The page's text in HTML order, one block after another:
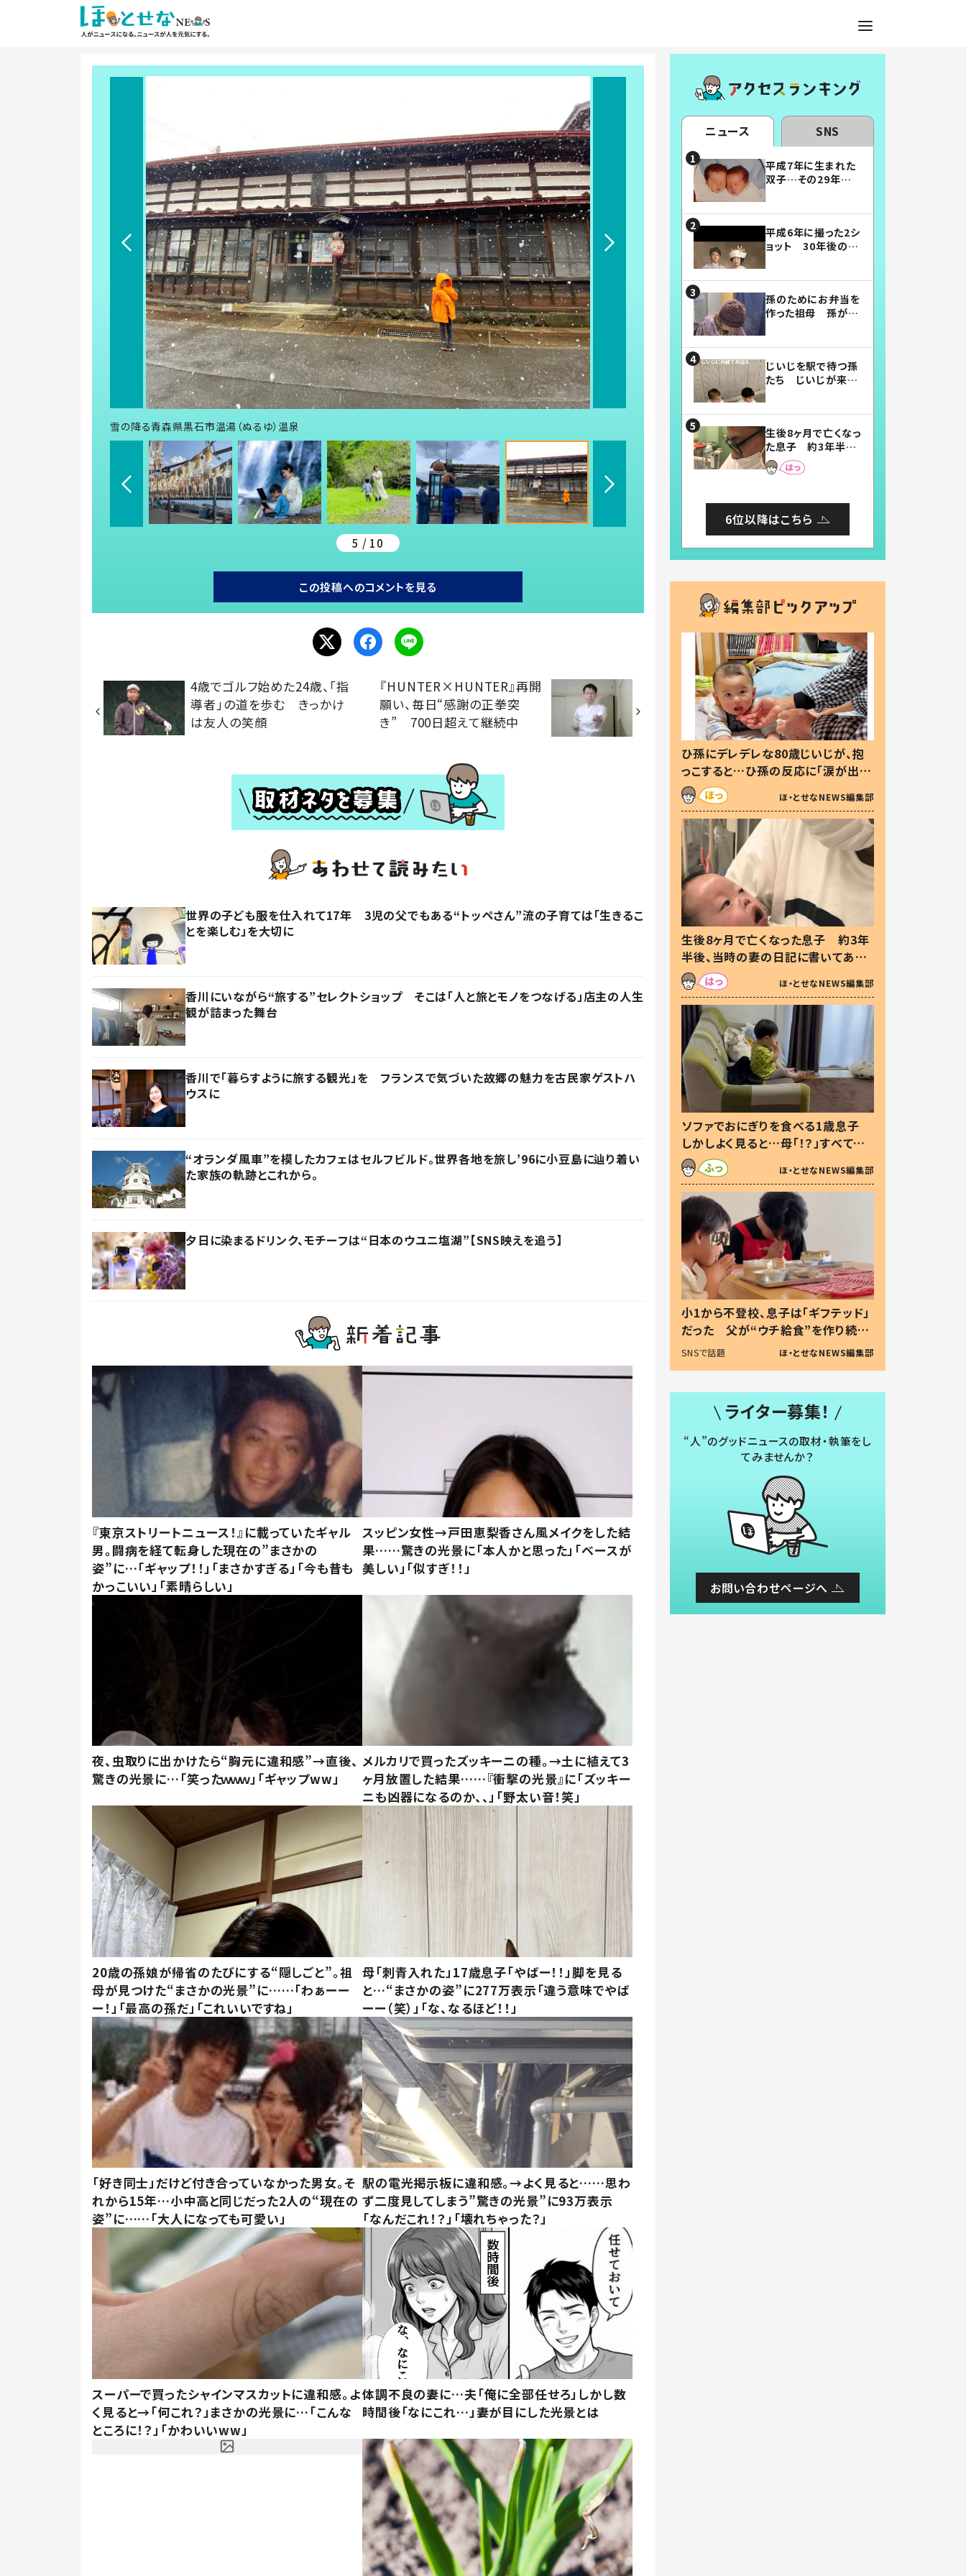
雪の降る青森県黒石市温湯（ぬるゆ）温泉
5 / 10
この投稿へのコメントを見る
4歳でゴルフ始めた24歳、「指
導者」の道を歩む きっかけ
は友人の笑顔
『HUNTER×HUNTER』再開
願い、毎日“感謝の正拳突
き” 700日超えて継続中
世界の子ども服を仕入れて17年 3児の父でもある“トッペさん”流の子育ては「生きるこ
とを楽しむ」を大切に
香川にいながら“旅する”セレクトショップ そこは「人と旅とモノをつなげる」店主の人生
観が詰まった舞台
香川で「暮らすように旅する観光」を フランスで気づいた故郷の魅力を古民家ゲストハ
ウスに
“オランダ風車”を模したカフェはセルフビルド。世界各地を旅し’96に小豆島に辿り着い
た家族の軌跡とこれから。
夕日に染まるドリンク、モチーフは“日本のウユニ塩湖”【SNS映えを追う】
『東京ストリートニュース！』に載っていたギャル
男。闘病を経て転身した現在の”まさかの
姿”に…「ギャップ！！」「まさかすぎる」「今も昔も
かっこいい」「素晴らしい」
スッピン女性→戸田恵梨香さん風メイクをした結
果……驚きの光景に「本人かと思った」「ベースが
美しい」「似すぎ！！」
夜、虫取りに出かけたら“胸元に違和感”→直後、
驚きの光景に…「笑ったｗｗｗ」「ギャップww」
メルカリで買ったズッキーニの種。→土に植えて3
ヶ月放置した結果……『衝撃の光景』に「ズッキー
ニも凶器になるのか、、」「野太い音！笑」
20歳の孫娘が帰省のたびにする“隠しごと”。祖
母が見つけた“まさかの光景”に……「わぁーー
ー！」「最高の孫だ」「これいいですね」
母「刺青入れた」17歳息子「やばー！！」脚を見る
と…“まさかの姿”に277万表示「違う意味でやば
ーー（笑）」「な、なるほど！！」
「好き同士」だけど付き合っていなかった男女。そ
れから15年…小中高と同じだった2人の“現在の
姿”に……「大人になっても可愛い」
駅の電光掲示板に違和感。→よく見ると……思わ
ず二度見してしまう”驚きの光景”に93万表示
「なんだこれ！？」「壊れちゃった？」
スーパーで買ったシャインマスカットに違和感。よ
く見ると→「何これ？」まさかの光景に…「こんな
ところに！？」「かわいいww」
体調不良の妻に…夫「俺に全部任せろ」しかし数
時間後「なにこれ…」妻が目にした光景とは
ニュース SNS
平成7年に生まれた
双子…その29年後
平成6年に撮った2シ
ョット 30年後の姿
孫のためにお弁当を
作った祖母 孫が絶
じいじを駅で待つ孫
たち じいじが来た
まらない」「幸せにな
れる」
生後8ヶ月で亡くなっ
た息子 約3年半
後、当時の妻の日記
に書いてあった本音
6位以降はこちら
ひ孫にデレデレな80歳じいじが、抱
っこすると…ひ孫の反応に「涙が出ま
した」「可愛くて仕方ない」
ほ・とせなNEWS編集部
生後8ヶ月で亡くなった息子 約3年
半後、当時の妻の日記に書いてあっ
た本音とは
ほ・とせなNEWS編集部
ソファでおにぎりを食べる1歳息子
しかしよく見ると…母「！？」すべてを
察した母の投稿に「可愛いから許
す！」「現行犯〜」
ほ・とせなNEWS編集部
小1から不登校、息子は「ギフテッド」
だった 父が“ウチ給食”を作り続け
る理由とは #令和の親 #令和の子
SNSで話題 ほ・とせなNEWS編集部
ライター募集！
“人”のグッドニュースの取材・執筆をし
てみませんか？
お問い合わせページへ